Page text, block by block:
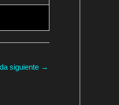
siguiente →